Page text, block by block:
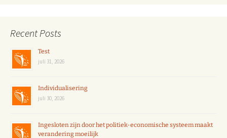
Recent Posts
Test
juli 31, 2026
Individualisering
juli 30, 2026
Ingesloten zijn door het politiek-economische systeem maakt
verandering moeilijk